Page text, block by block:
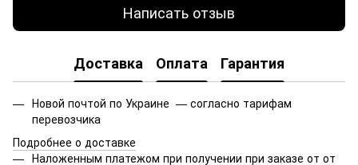
Написать отзыв
Доставка Оплата Гарантия
Новой почтой по Украине — согласно тарифам
перевозчика
Подробнее о доставке
Наложенным платежом при получении при заказе от от